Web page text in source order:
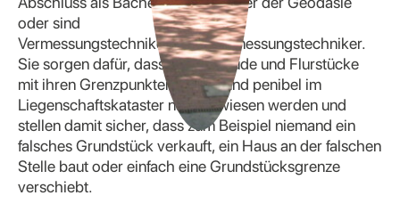
oder sind
Vermessungstechnikerinnen/Vermessungstechniker.
Sie sorgen dafür, dass alle Gebäude und Flurstücke
mit ihren Grenzpunkten aktuell und penibel im
Liegenschaftskataster nachgewiesen werden und
stellen damit sicher, dass zum Beispiel niemand ein
falsches Grundstück verkauft, ein Haus an der falschen
Stelle baut oder einfach eine Grundstücksgrenze
verschiebt.